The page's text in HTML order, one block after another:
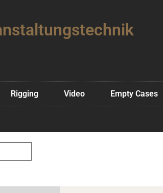
Rigging Video Empty Cases